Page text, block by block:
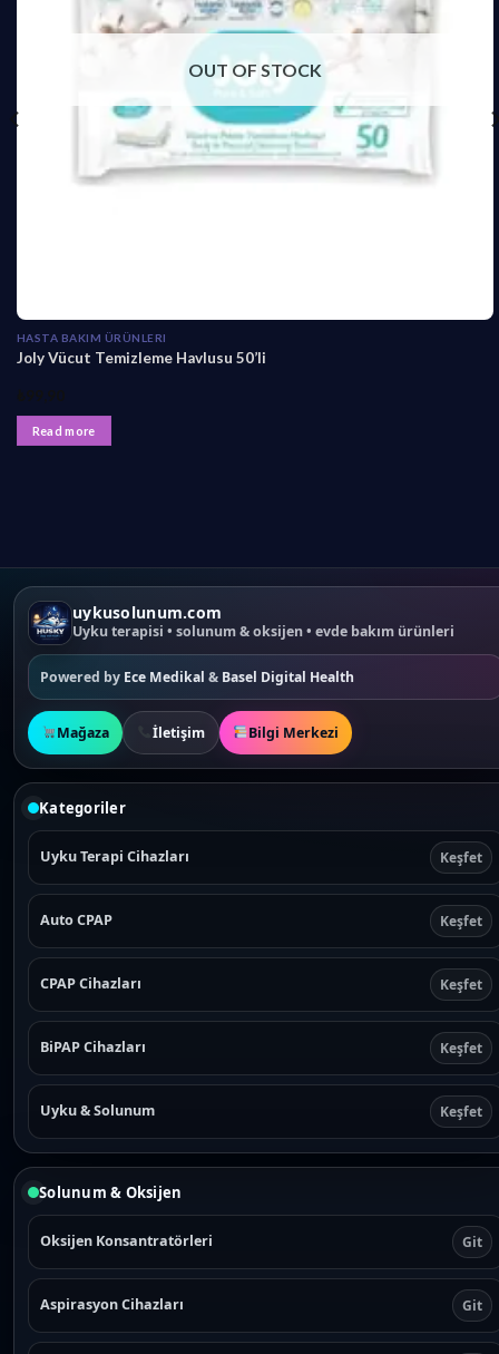
OUT OF STOCK
HASTA BAKIM ÜRÜNLERI
Joly Vücut Temizleme Havlusu 50’li
Read more
uykusolunum.com
Uyku terapisi • solunum & oksijen • evde bakım ürünleri
Powered by Ece Medikal & Basel Digital Health
Mağaza İletişim Bilgi Merkezi
Kategoriler
Uyku Terapi Cihazları Keşfet
Auto CPAP Keşfet
CPAP Cihazları Keşfet
BiPAP Cihazları Keşfet
Uyku & Solunum Keşfet
Solunum & Oksijen
Oksijen Konsantratörleri Git
Aspirasyon Cihazları Git